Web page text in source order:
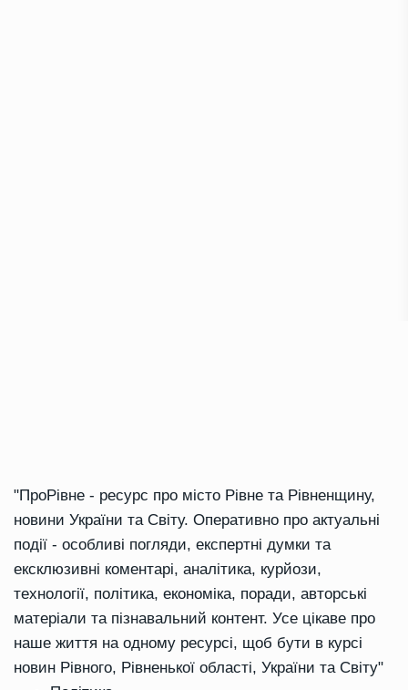
"ПроРівне - ресурс про місто Рівне та Рівненщину,
новини України та Світу. Оперативно про актуальні
події - особливі погляди, експертні думки та
ексклюзивні коментарі, аналітика, курйози,
технології, політика, економіка, поради, авторські
матеріали та пізнавальний контент. Усе цікаве про
наше життя на одному ресурсі, щоб бути в курсі
новин Рівного, Рівненької області, України та Світу"